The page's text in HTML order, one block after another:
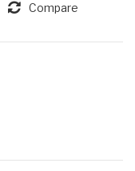
Compare